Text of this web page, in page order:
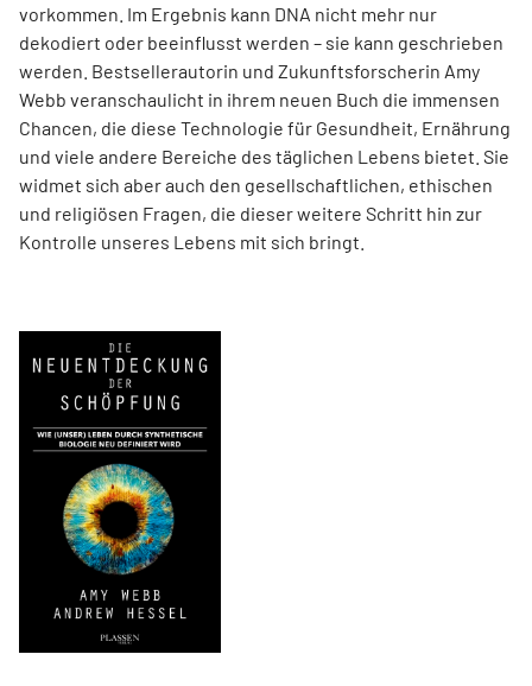
vorkommen. Im Ergebnis kann DNA nicht mehr nur
dekodiert oder beeinflusst werden – sie kann geschrieben
werden. Best­sellerautorin und Zukunftsforscherin Amy
Webb veranschaulicht in ihrem neuen Buch die immensen
Chancen, die diese Technologie für Gesundheit, Ernährung
und viele andere Bereiche des täglichen Lebens bietet. Sie
widmet sich aber auch den gesellschaftlichen, ethischen
und religiösen Fragen, die dieser weitere Schritt hin zur
Kontrolle unseres Lebens mit sich bringt.